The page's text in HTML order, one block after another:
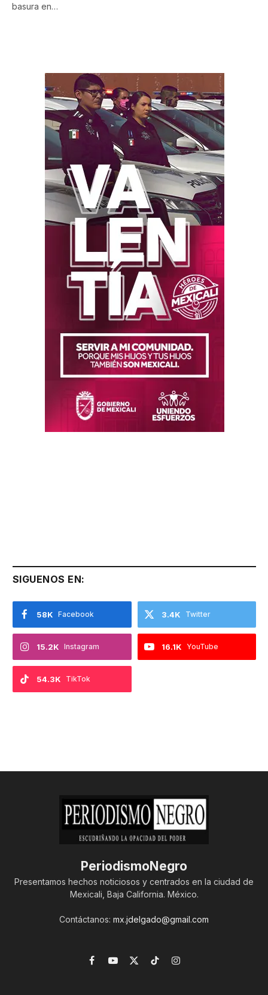
basura en…
SIGUENOS EN:
Facebook
58K Twitter
3.4K
Instagram
15.2K YouTube
16.1K
TikTok
54.3K
PeriodismoNegro
Presentamos hechos noticiosos y centrados en la ciudad de
Mexicali, Baja California. México.
Contáctanos: mx.jdelgado@gmail.com
Facebook
YouTube
X
TikTokInstagram